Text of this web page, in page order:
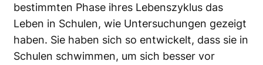
bestimmten Phase ihres Lebenszyklus das
Leben in Schulen, wie Untersuchungen gezeigt
haben. Sie haben sich so entwickelt, dass sie in
Schulen schwimmen, um sich besser vor